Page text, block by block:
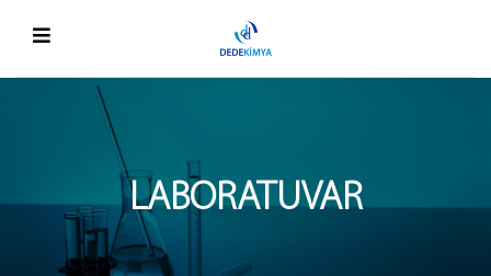
LABORATUVAR